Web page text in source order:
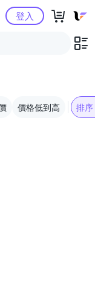
中心登入
價格低到高 排序